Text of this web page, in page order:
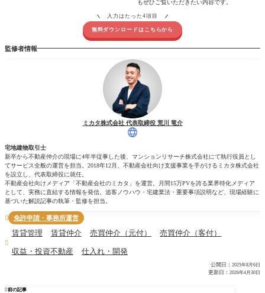
もぜひご覧いただきたい内容です。
入力はたった4項目
無料ダウンロードはこちらから
監修者情報
ミカタ株式会社 代表取締役 荒川 竜介
宅地建物取引士
新卒から不動産仲介の現場に4年半従事した後、マンションリサーチ株式会社にて執行役員とし
てサービス全般の運営を担当。2018年12月、不動産会社向け支援事業を手がけるミカタ株式会社
を設立し、代表取締役に就任。
不動産会社向けメディア「不動産会社のミカタ」を運営。月間15万PVを誇る業界特化メディア
として、実務に直結する情報を発信。追客ノウハウ・宅建業法・重要事項説明など、現場経験に
基づいた解説記事の執筆・監修を担当。
 免許申請・事務所運営

賃貸管理 賃貸仲介 売買仲介（元付） 売買仲介（客付）
収益・投資不動産 仕入れ・開発
公開日： 2025年8月6日
更新日： 2026年4月30日
前の記事